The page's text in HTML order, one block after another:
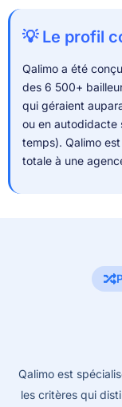
💡 Le profil
Qalimo a été
des 6 500+
qui géraient
ou en autodidacte
temps). Qalimo
totale à une
Qalimo est
les critères qui